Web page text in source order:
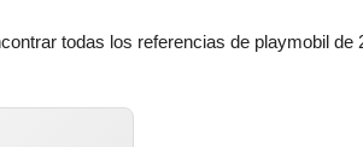
todas los referencias de playmobil de